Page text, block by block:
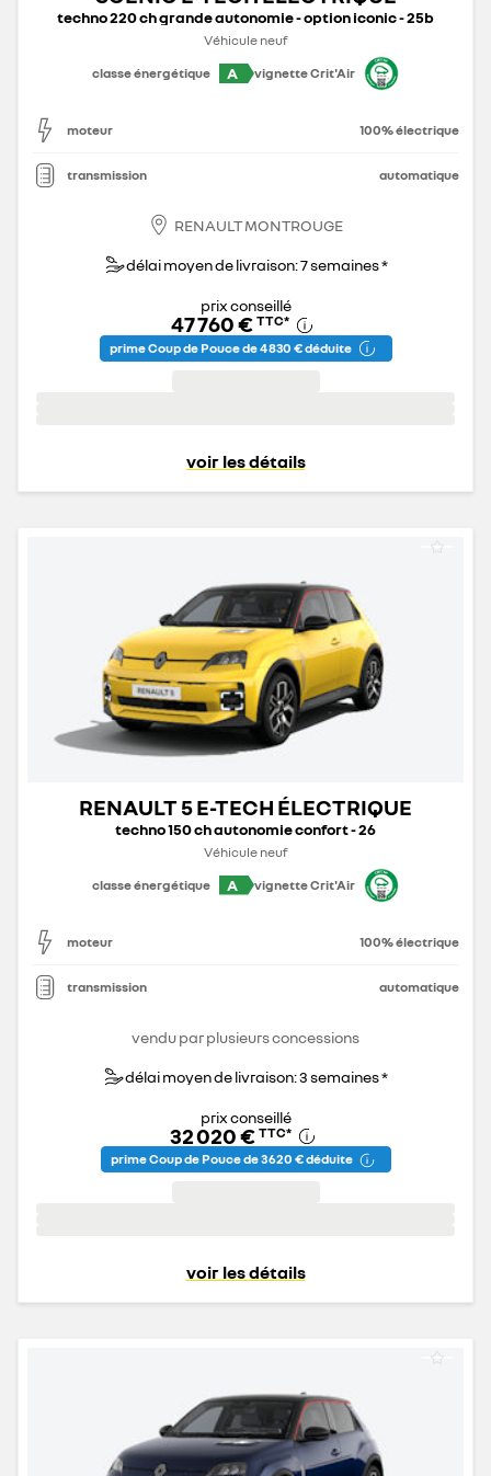
techno 220 ch grande autonomie - option iconic - 25b
Véhicule neuf
classe énergétique
A vignette Crit'Air
moteur 100% électrique
transmission automatique
RENAULT MONTROUGE
délai moyen de livraison: 7 semaines *
prix conseillé
47 760 € TTC*
prime Coup de Pouce de 4 830 € déduite
voir les détails
RENAULT 5 E-TECH ÉLECTRIQUE
techno 150 ch autonomie confort - 26
Véhicule neuf
classe énergétique
A vignette Crit'Air
moteur 100% électrique
transmission automatique
vendu par plusieurs concessions
délai moyen de livraison: 3 semaines *
prix conseillé
32 020 € TTC*
prime Coup de Pouce de 3 620 € déduite
voir les détails